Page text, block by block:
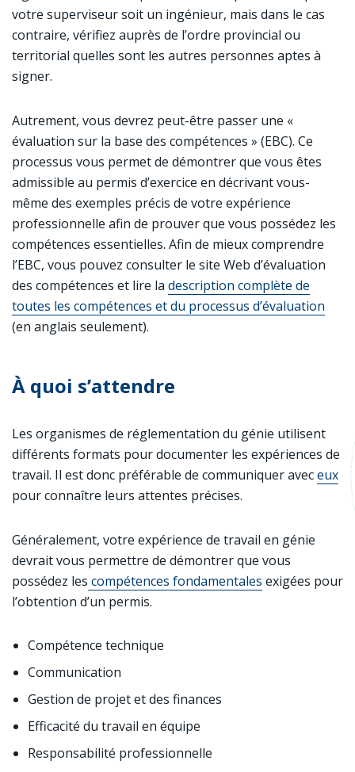
votre superviseur soit un ingénieur, mais dans le cas
contraire, vérifiez auprès de l’ordre provincial ou
territorial quelles sont les autres personnes aptes à
signer.
Autrement, vous devrez peut-être passer une «
évaluation sur la base des compétences » (EBC). Ce
processus vous permet de démontrer que vous êtes
admissible au permis d’exercice en décrivant vous-
même des exemples précis de votre expérience
professionnelle afin de prouver que vous possédez les
compétences essentielles. Afin de mieux comprendre
l’EBC, vous pouvez consulter le site Web d’évaluation
des compétences et lire la description complète de
toutes les compétences et du processus d’évaluation
(en anglais seulement).
À quoi s’attendre
Les organismes de réglementation du génie utilisent
différents formats pour documenter les expériences de
travail. Il est donc préférable de communiquer aveceux
pour connaître leurs attentes précises.
Généralement, votre expérience de travail en génie
devrait vous permettre de démontrer que vous
possédez les compétences fondamentales exigées pour
l’obtention d’un permis.
Compétence technique
Communication
Gestion de projet et des finances
Efficacité du travail en équipe
Responsabilité professionnelle